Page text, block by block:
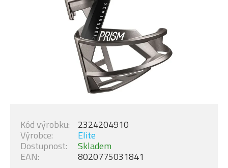
Dostupnost: Skladem
Výrobce: Elite
Kód výrobku: 2324204910
EAN: 8020775031841